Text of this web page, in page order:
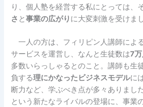
り、個人塾を経営する私にとっては、
さ と事業の広がり に大変刺激を受けま
一人の方は、フィリピン人講師によ
サービスを運営し、なんと生徒数は7
多数いらっしゃるとのこと。講師も生
負する理にかなったビジネスモデルに
断力など、学ぶべき点が多々ありまし
という新たなライバルの登場に、事業